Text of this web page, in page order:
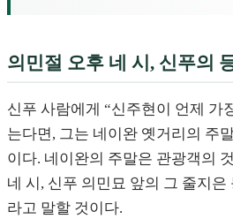
의민절 오후 네 시, 신푸의
신푸 사람에게 “신주현이 언제 가
는다면, 그는 네이완 옛거리의 주
이다. 네이완의 주말은 관광객의
네 시, 신푸 의민묘 앞의 그 줄지은
라고 말할 것이다.